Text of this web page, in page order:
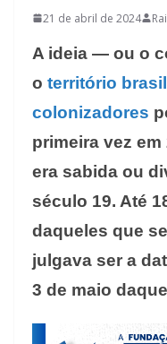
21 de abril de 2024
A ideia — ou o
o território
colonizadores
primeira vez em
era sabida ou
século 19. Até
daqueles que
julgava ser a
3 de maio